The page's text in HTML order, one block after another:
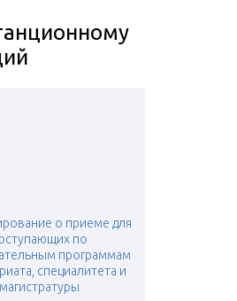
о приеме для
по
программам
специалитета и
магистратуры